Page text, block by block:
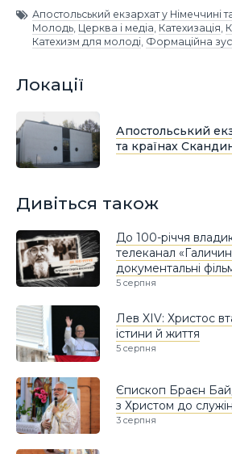
Апостольський екзархат у Німеччині
Молодь, Церква і медіа, Катехизація,
Катехизм для молоді, Формаційна
Локації
Апостольський
та країнах
Дивіться також
До 100-річчя
телеканал
документальні
5 серпня
Лев XIV: Христос
істини й життя
5 серпня
Єпископ Браєн
з Христом до
3 серпня